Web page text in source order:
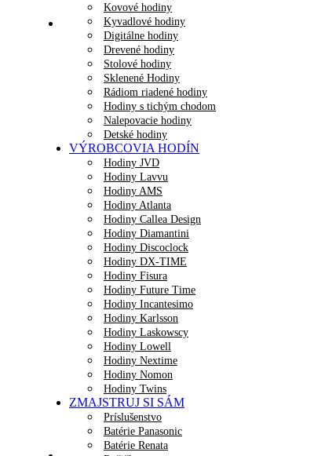
Kovové hodiny
Kyvadlové hodiny
Digitálne hodiny
Drevené hodiny
Stolové hodiny
Sklenené Hodiny
Rádiom riadené hodiny
Hodiny s tichým chodom
Nalepovacie hodiny
Detské hodiny
VÝROBCOVIA HODÍN
Hodiny JVD
Hodiny Lavvu
Hodiny AMS
Hodiny Atlanta
Hodiny Callea Design
Hodiny Diamantini
Hodiny Discoclock
Hodiny DX-TIME
Hodiny Fisura
Hodiny Future Time
Hodiny Incantesimo
Hodiny Karlsson
Hodiny Laskowscy
Hodiny Lowell
Hodiny Nextime
Hodiny Nomon
Hodiny Twins
ZMAJSTRUJ SI SÁM
Príslušenstvo
Batérie Panasonic
Batérie Renata